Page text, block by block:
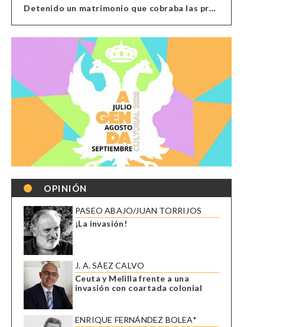
Detenido un matrimonio que cobraba las prestaciones de ilegales en Almería, Granada, Málaga, Huelva y Murcia
OPINIÓN
PASEO ABAJO/JUAN TORRIJOS
¡La invasión!
J. A. SÁEZ CALVO
Ceuta y Melilla frente a una
invasión con coartada colonial
ENRIQUE FERNÁNDEZ BOLEA*